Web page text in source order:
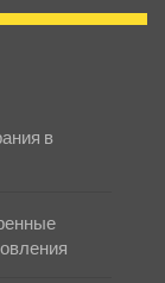
в